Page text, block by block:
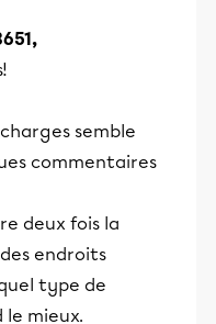
semble
commentaires
deux fois la
endroits
type de
mieux.